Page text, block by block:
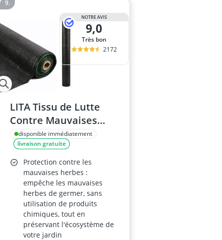
NOTRE AVIS
9,0
Très bon
2172
LITA Tissu de Lutte
Contre Mauvaises
Herbes 125 GSM
disponible immédiatement
livraison gratuite
Protection contre les
mauvaises herbes :
empêche les mauvaises
herbes de germer, sans
utilisation de produits
chimiques, tout en
préservant l'écosystème de
votre jardin